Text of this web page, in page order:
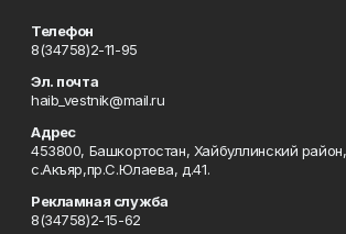
Телефон
8(34758)2-11-95
Эл. почта
haib_vestnik@mail.ru
Адрес
453800, Башкортостан, Хайбуллинский район,
с.Акъяр,пр.С.Юлаева, д.41.
Рекламная служба
8(34758)2-15-62